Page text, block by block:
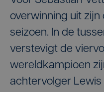
overwinning uit
seizoen. In de
verstevigt de
wereldkampioen
achtervolger Lewis